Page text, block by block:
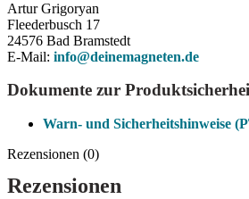
Artur Grigoryan
Fleederbusch 17
24576 Bad Bramstedt
E-Mail: info@deinemagneten.de
Dokumente zur
Warn- und Sicherheitshinweise
Rezensionen (0)
Rezensionen